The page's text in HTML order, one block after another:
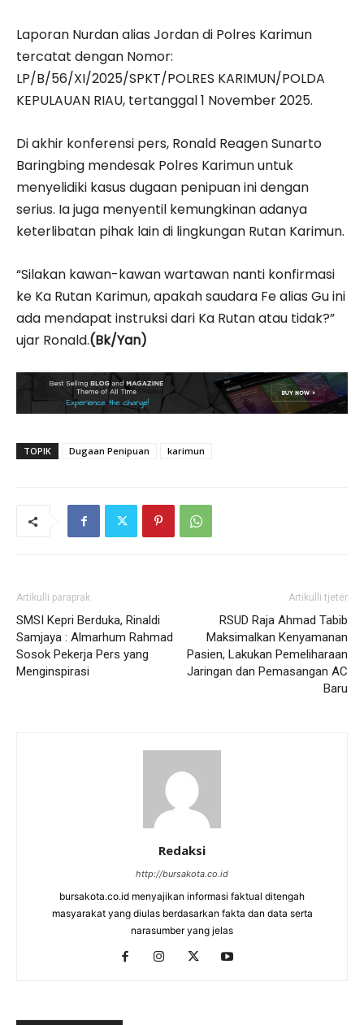
Laporan Nurdan alias Jordan di Polres Karimun
tercatat dengan Nomor:
LP/B/56/XI/2025/SPKT/POLRES KARIMUN/POLDA
KEPULAUAN RIAU, tertanggal 1 November 2025.
Di akhir konferensi pers, Ronald Reagen Sunarto
Baringbing mendesak Polres Karimun untuk
menyelidiki kasus dugaan penipuan ini dengan
serius. Ia juga menyentil kemungkinan adanya
keterlibatan pihak lain di lingkungan Rutan Karimun.
“Silakan kawan-kawan wartawan nanti konfirmasi
ke Ka Rutan Karimun, apakah saudara Fe alias Gu ini
ada mendapat instruksi dari Ka Rutan atau tidak?”
ujar Ronald.(Bk/Yan)
TOPIK Dugaan Penipuan karimun
Artikulli paraprak
SMSI Kepri Berduka, Rinaldi
Samjaya : Almarhum Rahmad
Sosok Pekerja Pers yang
Menginspirasi
Artikulli tjetër
RSUD Raja Ahmad Tabib
Maksimalkan Kenyamanan
Pasien, Lakukan Pemeliharaan
Jaringan dan Pemasangan AC
Baru
Redaksi
http://bursakota.co.id
bursakota.co.id menyajikan informasi faktual ditengah
masyarakat yang diulas berdasarkan fakta dan data serta
narasumber yang jelas